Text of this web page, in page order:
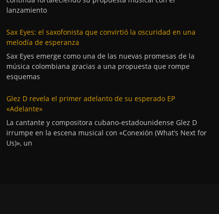
lanzamiento
Sax Eyes: el saxofonista que convirtió la oscuridad en una
melodía de esperanza
Sax Eyes emerge como una de las nuevas promesas de la
música colombiana gracias a una propuesta que rompe
esquemas
Glez D revela el primer adelanto de su esperado EP
«Adelante»
La cantante y compositora cubano-estadounidense Glez D
irrumpe en la escena musical con «Conexión (What’s Next for
Us)», un